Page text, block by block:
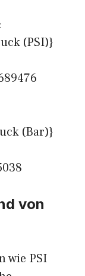
(PSI)}
(Bar)}
von
wie PSI